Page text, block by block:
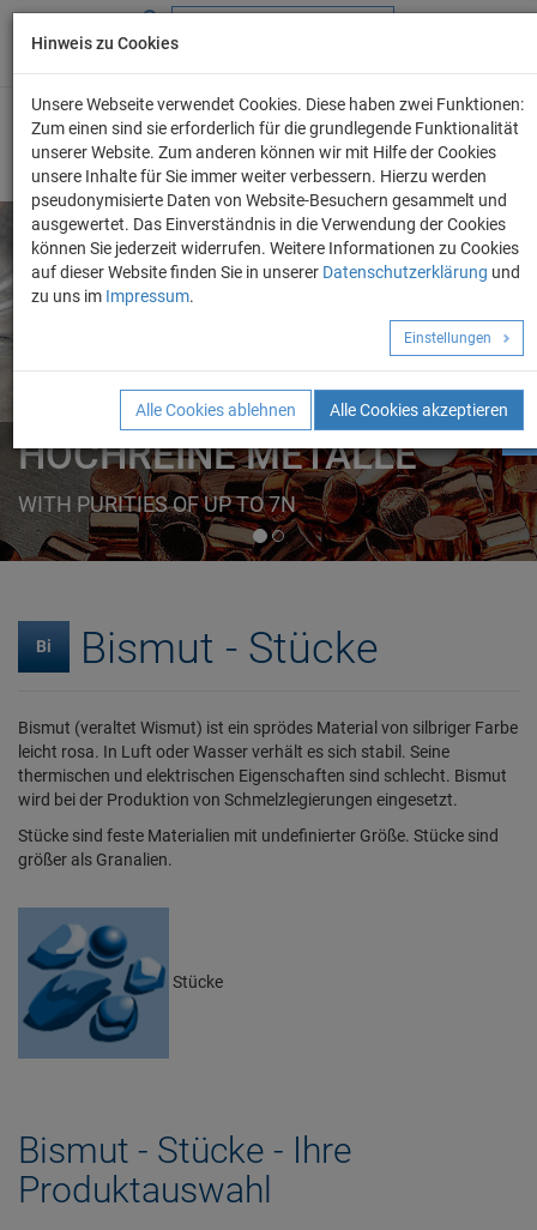
+49 (0) 69 986 4604 - 0
ELEMENTE
FORMEN
HOCHREINE METALLE
WITH PURITIES OF UP TO 7N
Angebot anfordern!
Bi Bismut - Stücke
Bismut (veraltet Wismut) ist ein sprödes Material von silbriger Farbe
leicht rosa. In Luft oder Wasser verhält es sich stabil. Seine
thermischen und elektrischen Eigenschaften sind schlecht. Bismut
wird bei der Produktion von Schmelzlegierungen eingesetzt.
Stücke sind feste Materialien mit undefinierter Größe. Stücke sind
größer als Granalien.
Stücke
Bismut - Stücke - Ihre
Produktauswahl
Hinweis zu Cookies
Unsere Webseite verwendet Cookies. Diese haben zwei Funktionen:
Zum einen sind sie erforderlich für die grundlegende Funktionalität
unserer Website. Zum anderen können wir mit Hilfe der Cookies
unsere Inhalte für Sie immer weiter verbessern. Hierzu werden
pseudonymisierte Daten von Website-Besuchern gesammelt und
ausgewertet. Das Einverständnis in die Verwendung der Cookies
können Sie jederzeit widerrufen. Weitere Informationen zu Cookies
auf dieser Website finden Sie in unserer Datenschutzerklärung und
zu uns im Impressum.
Einstellungen
Alle Cookies ablehnen Alle Cookies akzeptieren